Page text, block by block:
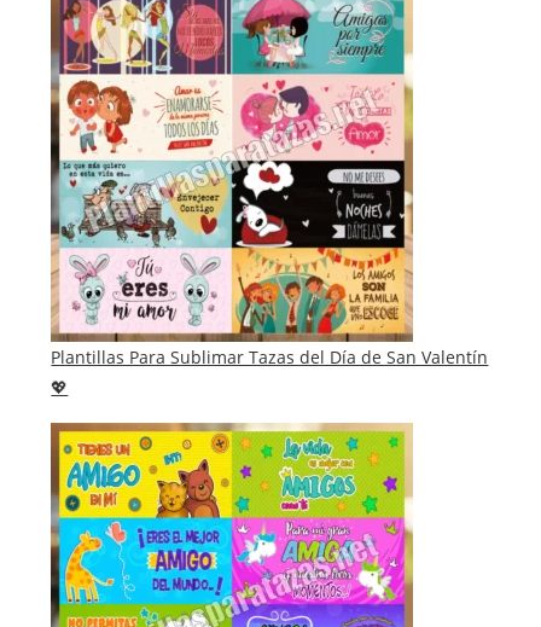
Plantillas Para Sublimar Tazas del Día de San Valentín
💖